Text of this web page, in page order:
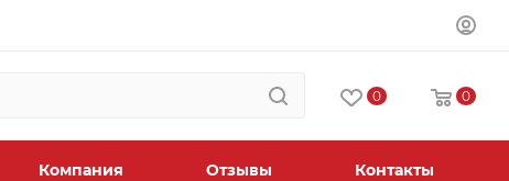
0 0
Компания Отзывы Контакты